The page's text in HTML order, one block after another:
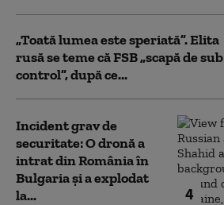
„Toată lumea este speriată”. Elita
rusă se teme că FSB „scapă de sub
control”, după ce...
4
Incident grav de
securitate: O dronă a
intrat din România în
Bulgaria şi a explodat
la...